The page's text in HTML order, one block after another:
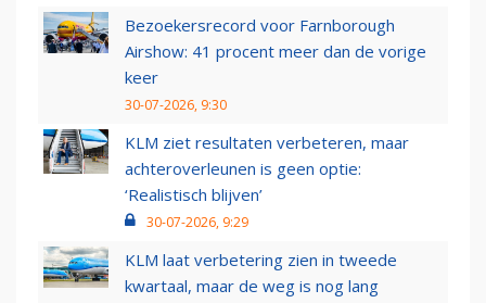
Bezoekersrecord voor Farnborough
Airshow: 41 procent meer dan de vorige
keer
30-07-2026, 9:30
KLM ziet resultaten verbeteren, maar
achteroverleunen is geen optie:
‘Realistisch blijven’
30-07-2026, 9:29
KLM laat verbetering zien in tweede
kwartaal, maar de weg is nog lang